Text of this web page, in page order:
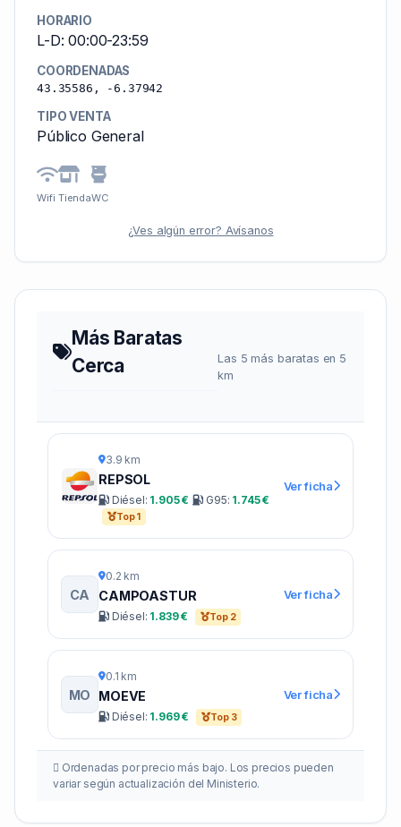
HORARIO
L-D: 00:00-23:59
COORDENADAS
43.35586, -6.37942
TIPO VENTA
Público General
Wifi TiendaWC
¿Ves algún error? Avísanos
Más Baratas
Cerca
Las 5 más baratas en 5
km
3.9 km
REPSOL
Diésel: 1.905 € G95: 1.745 €
Top 1
Ver ficha
CA
0.2 km
CAMPOASTUR
Diésel: 1.839 € Top 2
Ver ficha
MO
0.1 km
MOEVE
Diésel: 1.969 € Top 3
Ver ficha
Ordenadas por precio más bajo. Los precios pueden
variar según actualización del Ministerio.